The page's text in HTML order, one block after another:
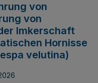
von
von
Imkerschaft
Hornisse
velutina)